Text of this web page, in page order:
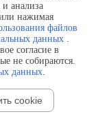
анализа
нажимая
файлов
данных .
согласие в
не собираются.
данных.
cookie